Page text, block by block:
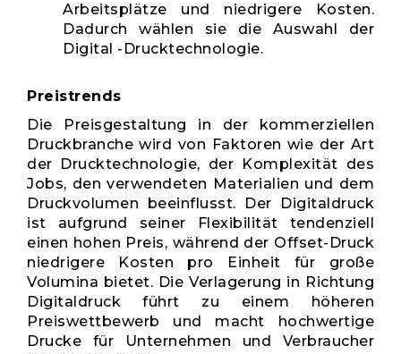
Arbeitsplätze und niedrigere Kosten.
Dadurch wählen sie die Auswahl der
Digital -Drucktechnologie.
Preistrends
Die Preisgestaltung in der kommerziellen
Druckbranche wird von Faktoren wie der Art
der Drucktechnologie, der Komplexität des
Jobs, den verwendeten Materialien und dem
Druckvolumen beeinflusst. Der Digitaldruck
ist aufgrund seiner Flexibilität tendenziell
einen hohen Preis, während der Offset-Druck
niedrigere Kosten pro Einheit für große
Volumina bietet. Die Verlagerung in Richtung
Digitaldruck führt zu einem höheren
Preiswettbewerb und macht hochwertige
Drucke für Unternehmen und Verbraucher